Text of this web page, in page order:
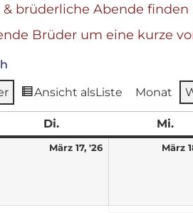
& brüderliche Abende
Brüder um eine kurze
Ansicht alsListe Monat
Di. Mi.
März 17, '26 März